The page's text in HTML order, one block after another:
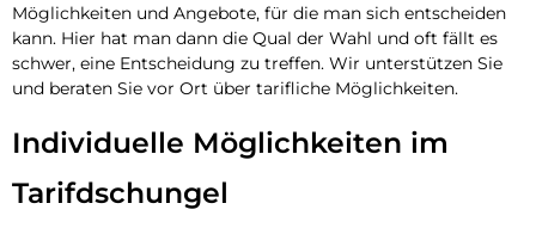
Möglichkeiten und Angebote, für die man sich entscheiden
kann. Hier hat man dann die Qual der Wahl und oft fällt es
schwer, eine Entscheidung zu treffen. Wir unterstützen Sie
und beraten Sie vor Ort über tarifliche Möglichkeiten.
Individuelle Möglichkeiten im
Tarifdschungel